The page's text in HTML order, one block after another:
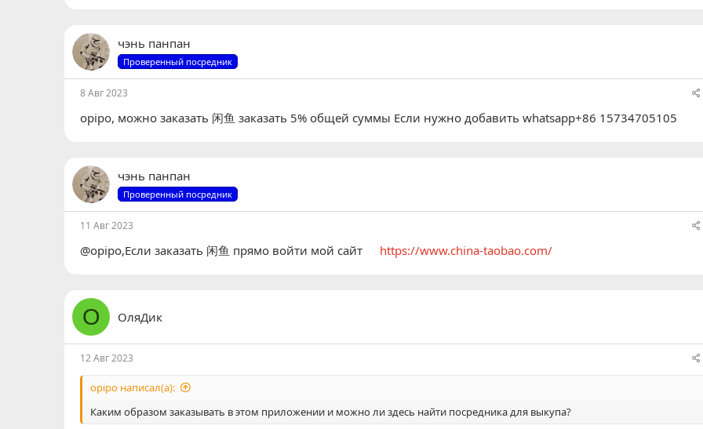
чэнь панпан
Проверенный посредник
8 Авг 2023
opipo, можно заказать 闲鱼 заказать 5% общей суммы Если нужно добавить whatsapp+86 15734705105
чэнь панпан
Проверенный посредник
11 Авг 2023
@opipo,Если заказать 闲鱼 прямо войти мой сайт https://www.china-taobao.com/
О ОляДик
12 Авг 2023
opipo написал(а):
Каким образом заказывать в этом приложении и можно ли здесь найти посредника для выкупа?